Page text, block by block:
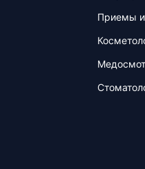
Приемы и